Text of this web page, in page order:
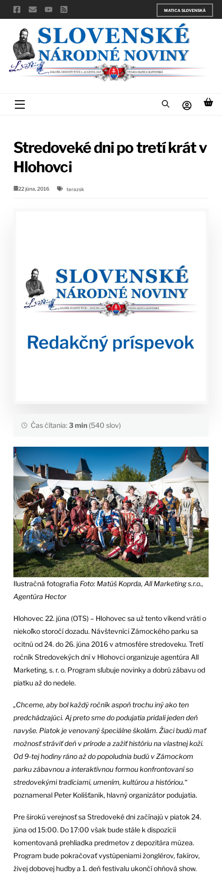
Skip
to
content
MATICA SLOVENSKÁ
Menu
Stredoveké dni po tretí krát v
Hlohovci
22 júna, 2016 terazsk
Čas čítania:3 min(540 slov)
Ilustračná fotografia Foto: Matúš Koprda, All Marketing s.r.o.,
Agentúra Hector
Hlohovec 22. júna (OTS) – Hlohovec sa už tento víkend vráti o
niekoľko storočí dozadu. Návštevníci Zámockého parku sa
ocitnú od 24. do 26. júna 2016 v atmosfére stredoveku. Tretí
ročník Stredovekých dní v Hlohovci organizuje agentúra All
Marketing, s. r. o. Program sľubuje novinky a dobrú zábavu od
piatku až do nedele.
„Chceme, aby bol každý ročník aspoň trochu iný ako ten
predchádzajúci. Aj preto sme do podujatia pridali jeden deň
navyše. Piatok je venovaný špeciálne školám. Žiaci budú mať
možnosť stráviť deň v prírode a zažiť históriu na vlastnej koži.
Od 9-tej hodiny ráno až do popoludnia budú v Zámockom
parku zábavnou a interaktívnou formou konfrontovaní so
stredovekými tradíciami, umením, kultúrou a históriou.“
poznamenal Peter Kolišťanik, hlavný organizátor podujatia.
Pre širokú verejnosť sa Stredoveké dni začínajú v piatok 24.
júna od 15:00. Do 17:00 však bude stále k dispozícii
komentovaná prehliadka predmetov z depozitára múzea.
Program bude pokračovať vystúpeniami žonglérov, fakírov,
živej dobovej hudby a 1. deň festivalu ukončí ohňová show.